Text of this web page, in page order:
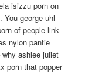
isizzu porn on
You george uhl
of people link
nylon pantie
ashlee juliet
porn that popper